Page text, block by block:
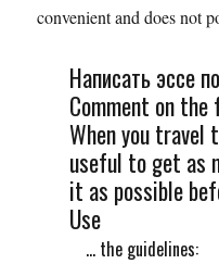
convenient and does not
Написать эссе
Comment on
When you travel
useful to get as
it as possible
Use
... the guidelines: